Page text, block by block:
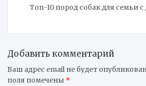
Топ-10 пород собак для семьи с
Добавить комментарий
Ваш адрес email не будет
поля помечены *